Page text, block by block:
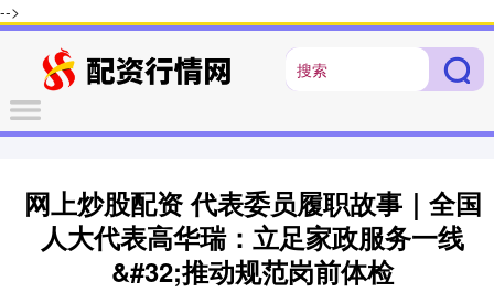
-->
网上炒股配资 代表委员履职故事｜全国
人大代表高华瑞：立足家政服务一线
&#32;推动规范岗前体检